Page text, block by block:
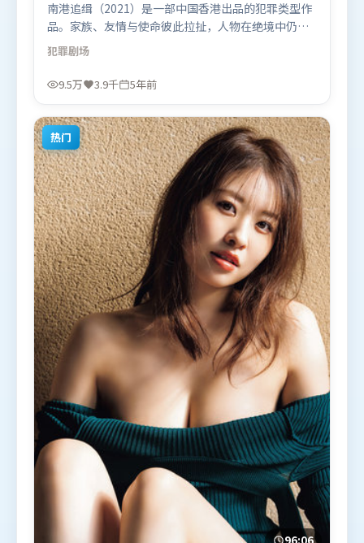
南港追缉（2021）是一部中国香港出品的犯罪类型作
品。家族、友情与使命彼此拉扯，人物在绝境中仍试
图守住心中微光。动作场面设计讲究空间与节奏，文
戏部分同样扎实耐嚼。由史蒂文·斯皮尔伯格执导，
奥卡菲娜、章子怡、宋康昊，提莫西·查拉米、咏梅
部分地区首映上线，适合喜欢犯罪题材的观众观看。
犯罪剧场
9.5万 3.9千 5年前
热门